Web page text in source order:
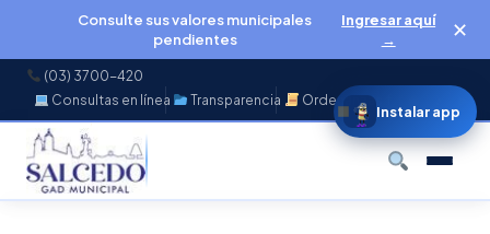
Consulte sus valores municipales
pendientes
Ingresar aquí
→
✕
(03) 3700-420
Consultas en línea
Transparencia Ordenanzas
Instalar app